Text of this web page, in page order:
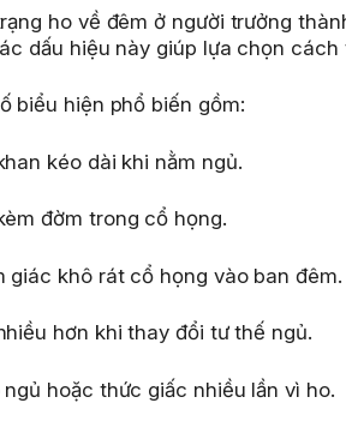
ho về đêm ở người trưởng
dấu hiệu này giúp lựa chọn
biểu hiện phổ biến gồm:
kéo dài khi nằm ngủ.
đờm trong cổ họng.
giác khô rát cổ họng vào ban đêm.
hơn khi thay đổi tư thế ngủ.
ngủ hoặc thức giấc nhiều lần vì ho.